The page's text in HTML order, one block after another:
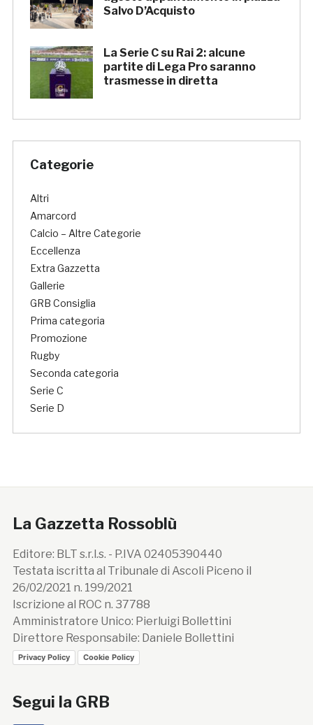
Salvo D’Acquisto
La Serie C su Rai 2: alcune
partite di Lega Pro saranno
trasmesse in diretta
Categorie
Altri
Amarcord
Calcio – Altre Categorie
Eccellenza
Extra Gazzetta
Gallerie
GRB Consiglia
Prima categoria
Promozione
Rugby
Seconda categoria
Serie C
Serie D
La Gazzetta Rossoblù
Editore: BLT s.r.l.s. - P.IVA 02405390440
Testata iscritta al Tribunale di Ascoli Piceno il
26/02/2021 n. 199/2021
Iscrizione al ROC n. 37788
Amministratore Unico: Pierluigi Bollettini
Direttore Responsabile: Daniele Bollettini
Privacy Policy Cookie Policy
Segui la GRB